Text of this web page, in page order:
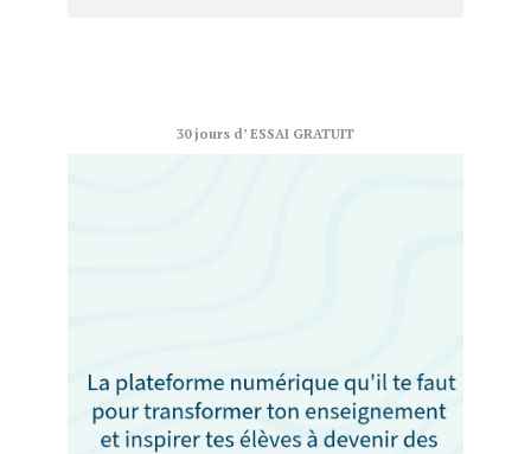
30 jours d’ ESSAI GRATUIT